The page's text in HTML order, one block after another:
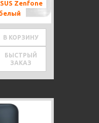
Zenfone
В КОРЗИНУ
БЫСТРЫЙ
ЗАКАЗ